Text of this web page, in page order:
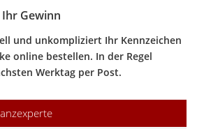
Gewinn
und unkompliziert Ihr Kennzeichen
online bestellen. In der Regel
Werktag per Post.